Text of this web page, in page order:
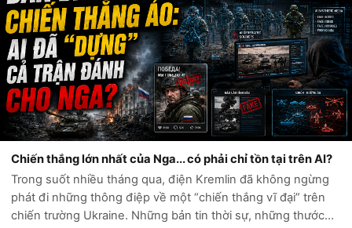
Chiến thắng lớn nhất của Nga... có phải chỉ tồn tại trên AI?
Trong suốt nhiều tháng qua, điện Kremlin đã không ngừng
phát đi những thông điệp về một “chiến thắng vĩ đại” trên
chiến trường Ukraine. Những bản tin thời sự, những thước